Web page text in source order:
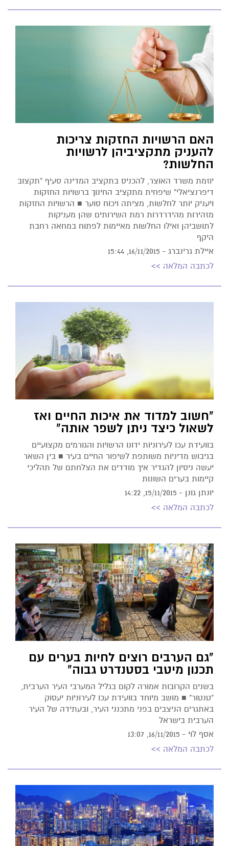
האם הרשויות החזקות צריכות
להעניק מתקציביהן לרשויות
החלשות?
יוזמת משרד האוצר, להכניס בתקציב המדינה סעיף "תקצוב
דיפרנציאלי" שיפחית מתקציב החינוך ברשויות החזקות
ויעניק יותר לחלשות, מציתה ויכוח סוער ■ הרשויות החזקות
מזהירות מהידרדרות רמת השירותים שהן מעניקות
לתושביהן ואילו החלשות מאיימות לפתוח במחאה רחבת
היקף
איילת גרינברג - 16/11/2015, 15:44
לכתבה המלאה >>
"חשוב למדוד את איכות החיים ואז
לשאול כיצד ניתן לשפר אותה"
בוועידת עכו לעירוניות ידונו הרשויות והגורמים מקצועיים
בגיבוש מדיניות משותפת לשיפור החיים בעיר ■ בין השאר
יעשה ניסיון להגדיר איך מודדים את הצלחתם של תהליכי
קיימות בערים השונות
יונתן גונן - 15/11/2015, 14:22
לכתבה המלאה >>
"גם הערבים רוצים לחיות בערים עם
תכנון מיטבי בסטנדרט גבוה"
בשנים הקרובות אמורה לקום בגליל המערבי העיר הערבית,
"טנטור" ■ מושב מיוחד בוועידת עכו לעירוניות יעסוק
באתגרים הניצבים בפני מתכנני העיר, ובעתידה של העיר
הערבית בישראל
אסף לוי - 16/11/2015, 13:07
לכתבה המלאה >>